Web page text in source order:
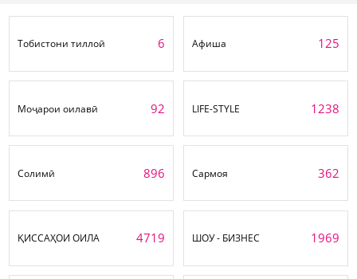
Тобистони тиллоӣ 6 Афиша 125
Моҷарои оилавӣ 92 LIFE-STYLE 1238
Солимӣ 896 Сармоя 362
ҚИССАҲОИ ОИЛА 4719 ШОУ - БИЗНЕС 1969